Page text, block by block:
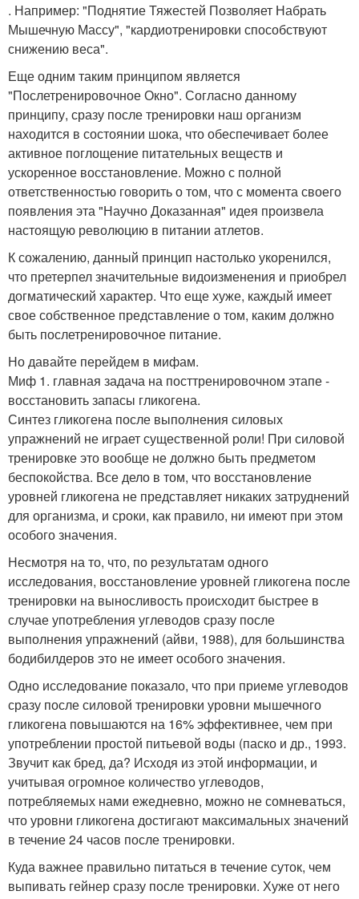
. Например: "Поднятие Тяжестей Позволяет Набрать
Мышечную Массу", "кардиотренировки способствуют
снижению веса".
Еще одним таким принципом является
"Послетренировочное Окно". Согласно данному
принципу, сразу после тренировки наш организм
находится в состоянии шока, что обеспечивает более
активное поглощение питательных веществ и
ускоренное восстановление. Можно с полной
ответственностью говорить о том, что с момента своего
появления эта "Научно Доказанная" идея произвела
настоящую революцию в питании атлетов.
К сожалению, данный принцип настолько укоренился,
что претерпел значительные видоизменения и приобрел
догматический характер. Что еще хуже, каждый имеет
свое собственное представление о том, каким должно
быть послетренировочное питание.
Но давайте перейдем в мифам.
Миф 1. главная задача на посттренировочном этапе -
восстановить запасы гликогена.
Синтез гликогена после выполнения силовых
упражнений не играет существенной роли! При силовой
тренировке это вообще не должно быть предметом
беспокойства. Все дело в том, что восстановление
уровней гликогена не представляет никаких затруднений
для организма, и сроки, как правило, ни имеют при этом
особого значения.
Несмотря на то, что, по результатам одного
исследования, восстановление уровней гликогена после
тренировки на выносливость происходит быстрее в
случае употребления углеводов сразу после
выполнения упражнений (айви, 1988), для большинства
бодибилдеров это не имеет особого значения.
Одно исследование показало, что при приеме углеводов
сразу после силовой тренировки уровни мышечного
гликогена повышаются на 16% эффективнее, чем при
употреблении простой питьевой воды (паско и др., 1993.
Звучит как бред, да? Исходя из этой информации, и
учитывая огромное количество углеводов,
потребляемых нами ежедневно, можно не сомневаться,
что уровни гликогена достигают максимальных значений
в течение 24 часов после тренировки.
Куда важнее правильно питаться в течение суток, чем
выпивать гейнер сразу после тренировки. Хуже от него